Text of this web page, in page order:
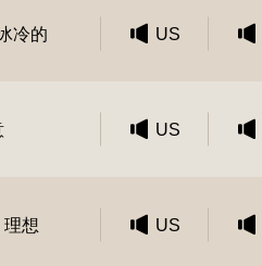
冷的 US
US
理想 US